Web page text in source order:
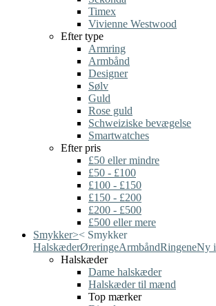
Timex
Vivienne Westwood
Efter type
Armring
Armbånd
Designer
Sølv
Guld
Rose guld
Schweiziske bevægelse
Smartwatches
Efter pris
£50 eller mindre
£50 - £100
£100 - £150
£150 - £200
£200 - £500
£500 eller mere
Smykker>< Smykker
HalskæderØreringeArmbåndRingeneNy i
Halskæder
Dame halskæder
Halskæder til mænd
Top mærker